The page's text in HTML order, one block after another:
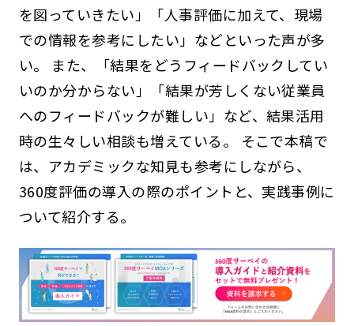
を図っていきたい」「人事評価に加えて、現場
での情報を参考にしたい」などといった声が多
い。 また、「結果をどうフィードバックしてい
いのか分からない」「結果が芳しくない従業員
へのフィードバックが難しい」など、結果活用
時の生々しい相談も増えている。 そこで本稿で
は、アカデミックな知見も参考にしながら、
360度評価の導入の際のポイントと、実践事例に
ついて紹介する。